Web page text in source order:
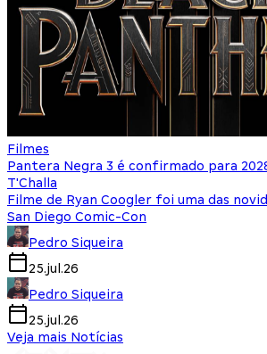
Filmes
Pantera Negra 3 é confirmado para
T'Challa
Filme de Ryan Coogler foi uma das
San Diego Comic-Con
Pedro Siqueira
25.jul.26
Pedro Siqueira
25.jul.26
Veja mais Notícias